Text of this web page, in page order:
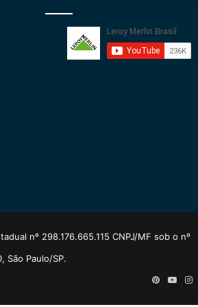
nº 298.176.665.115 CNPJ/MF sob o nº
São Paulo/SP.
Pinterest